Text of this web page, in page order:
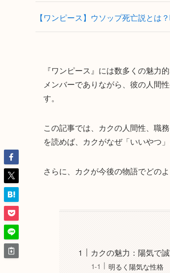
【ワンピース】ウソップ死亡説とは
『ワンピース』には数多くの魅力
メンバーでありながら、彼の人間
す。
この記事では、カクの人間性、職
を読めば、カクがなぜ「いいやつ
さらに、カクが今後の物語でどの
カクの魅力：陽気で
明るく陽気な性格